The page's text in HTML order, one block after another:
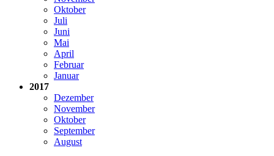
Oktober
Juli
Juni
Mai
April
Februar
Januar
2017
Dezember
November
Oktober
September
August